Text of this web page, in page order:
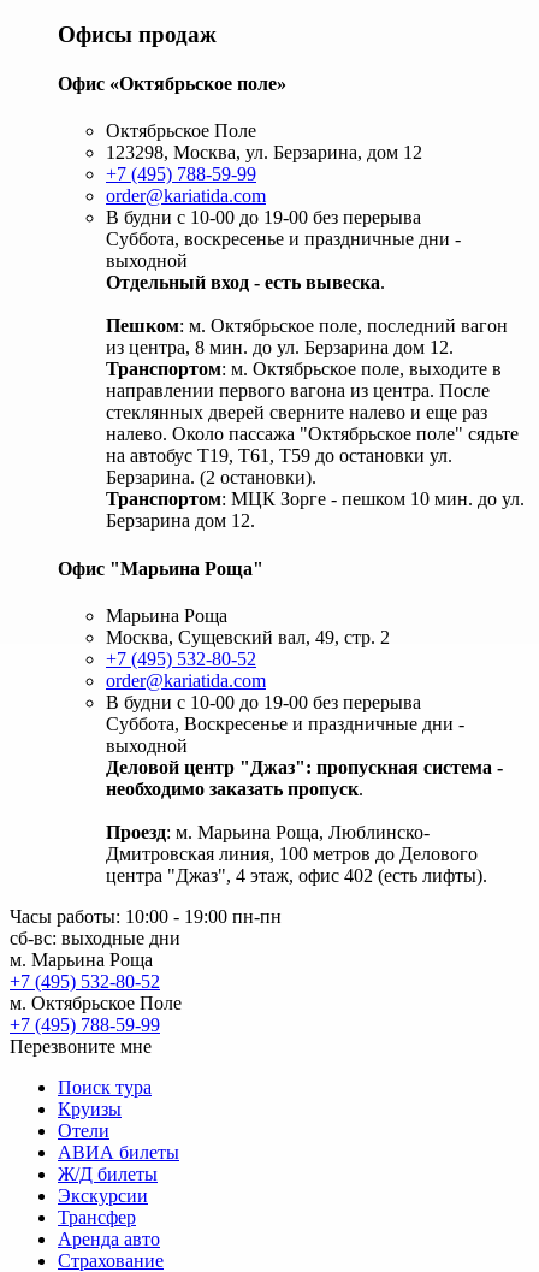
Офисы продаж
Офис «Октябрьское поле»
Октябрьское Поле
123298, Москва, ул. Берзарина, дом 12
+7 (495) 788-59-99
order@kariatida.com
В будни с 10-00 до 19-00 без перерыва
Суббота, воскресенье и праздничные дни -
выходной
Отдельный вход - есть вывеска.
Пешком: м. Октябрьское поле, последний вагон
из центра, 8 мин. до ул. Берзарина дом 12.
Транспортом: м. Октябрьское поле, выходите в
направлении первого вагона из центра. После
стеклянных дверей сверните налево и еще раз
налево. Около пассажа "Октябрьское поле" сядьте
на автобус Т19, Т61, Т59 до остановки ул.
Берзарина. (2 остановки).
Транспортом: МЦК Зорге - пешком 10 мин. до ул.
Берзарина дом 12.
Офис "Марьина Роща"
Марьина Роща
Москва, Сущевский вал, 49, стр. 2
+7 (495) 532-80-52
order@kariatida.com
В будни с 10-00 до 19-00 без перерыва
Суббота, Воскресенье и праздничные дни -
выходной
Деловой центр "Джаз": пропускная система -
необходимо заказать пропуск.
Проезд: м. Марьина Роща, Люблинско-
Дмитровская линия, 100 метров до Делового
центра "Джаз", 4 этаж, офис 402 (есть лифты).
Часы работы: 10:00 - 19:00 пн-пн
сб-вс: выходные дни
м. Марьина Роща
+7 (495) 532-80-52
м. Октябрьское Поле
+7 (495) 788-59-99
Перезвоните мне
Поиск тура
Круизы
Отели
АВИА билеты
Ж/Д билеты
Экскурсии
Трансфер
Аренда авто
Страхование